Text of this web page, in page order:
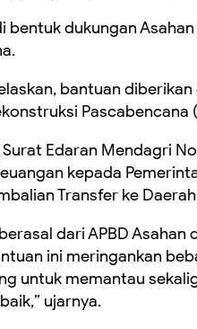
bentuk dukungan
bantuan
Pascabencana
Surat Edaran Mendagri
kepada
Transfer ke
dari APBD
ini meringankan
untuk memantau
ujarnya.